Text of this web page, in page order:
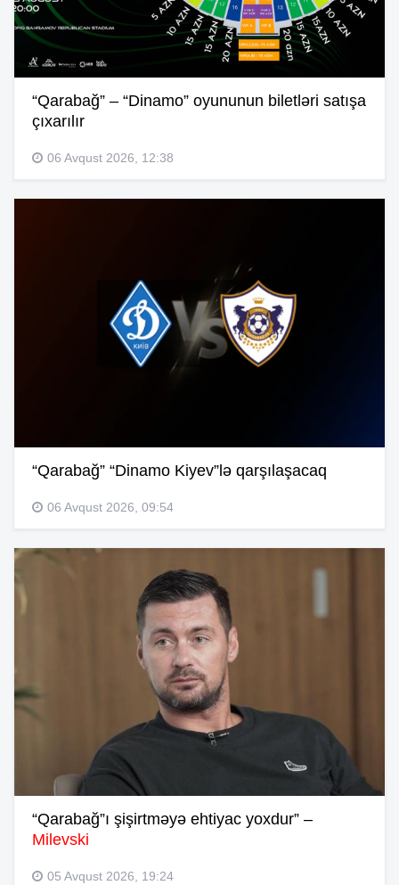
“Qarabağ” – “Dinamo” oyununun biletləri satışa
çıxarılır
06 Avqust 2026, 12:38
“Qarabağ” “Dinamo Kiyev”lə qarşılaşacaq
06 Avqust 2026, 09:54
“Qarabağ”ı şişirtməyə ehtiyac yoxdur” –
Milevski
05 Avqust 2026, 19:24